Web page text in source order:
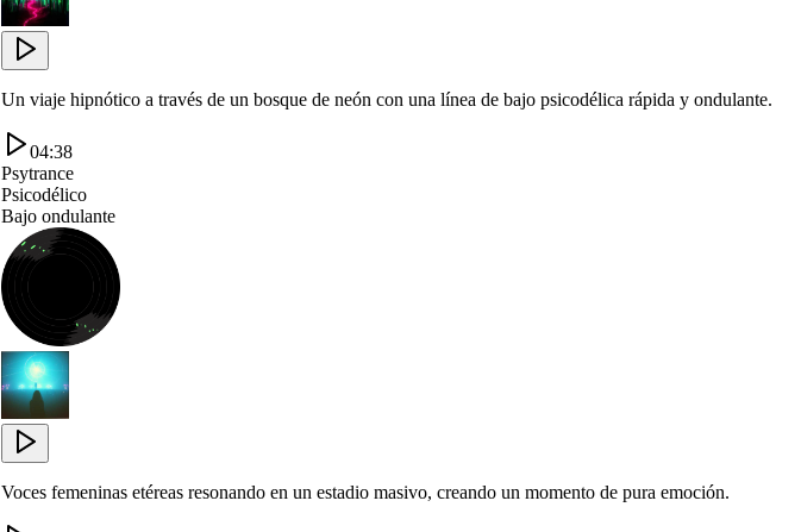
Un viaje hipnótico a través de un bosque de neón con una línea de bajo psicodélica rápida y ondulante.
04:38
Psytrance
Psicodélico
Bajo ondulante
Voces femeninas etéreas resonando en un estadio masivo, creando un momento de pura emoción.